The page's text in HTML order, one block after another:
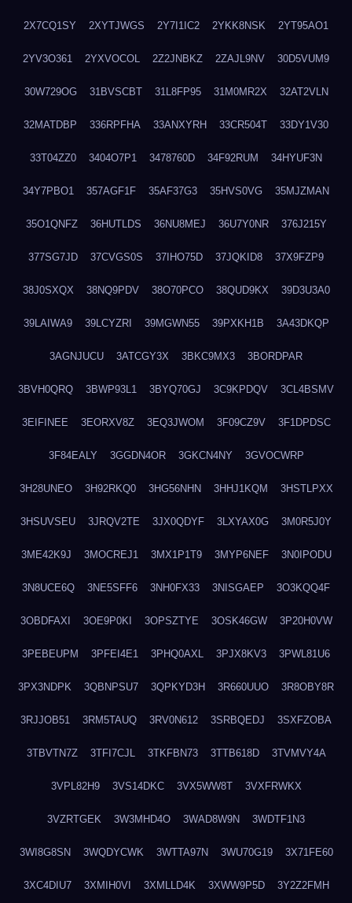
2X7CQ1SY 2XYTJWGS 2Y7I1IC2 2YKK8NSK 2YT95AO1
2YV3O361 2YXVOCOL 2Z2JNBKZ 2ZAJL9NV 30D5VUM9
30W729OG 31BVSCBT 31L8FP95 31M0MR2X 32AT2VLN
32MATDBP 336RPFHA 33ANXYRH 33CR504T 33DY1V30
33T04ZZ0 3404O7P1 3478760D 34F92RUM 34HYUF3N
34Y7PBO1 357AGF1F 35AF37G3 35HVS0VG 35MJZMAN
35O1QNFZ 36HUTLDS 36NU8MEJ 36U7Y0NR 376J215Y
377SG7JD 37CVGS0S 37IHO75D 37JQKID8 37X9FZP9
38J0SXQX 38NQ9PDV 38O70PCO 38QUD9KX 39D3U3A0
39LAIWA9 39LCYZRI 39MGWN55 39PXKH1B 3A43DKQP
3AGNJUCU 3ATCGY3X 3BKC9MX3 3BORDPAR
3BVH0QRQ 3BWP93L1 3BYQ70GJ 3C9KPDQV 3CL4BSMV
3EIFINEE 3EORXV8Z 3EQ3JWOM 3F09CZ9V 3F1DPDSC
3F84EALY 3GGDN4OR 3GKCN4NY 3GVOCWRP
3H28UNEO 3H92RKQ0 3HG56NHN 3HHJ1KQM 3HSTLPXX
3HSUVSEU 3JRQV2TE 3JX0QDYF 3LXYAX0G 3M0R5J0Y
3ME42K9J 3MOCREJ1 3MX1P1T9 3MYP6NEF 3N0IPODU
3N8UCE6Q 3NE5SFF6 3NH0FX33 3NISGAEP 3O3KQQ4F
3OBDFAXI 3OE9P0KI 3OPSZTYE 3OSK46GW 3P20H0VW
3PEBEUPM 3PFEI4E1 3PHQ0AXL 3PJX8KV3 3PWL81U6
3PX3NDPK 3QBNPSU7 3QPKYD3H 3R660UUO 3R8OBY8R
3RJJOB51 3RM5TAUQ 3RV0N612 3SRBQEDJ 3SXFZOBA
3TBVTN7Z 3TFI7CJL 3TKFBN73 3TTB618D 3TVMVY4A
3VPL82H9 3VS14DKC 3VX5WW8T 3VXFRWKX
3VZRTGEK 3W3MHD4O 3WAD8W9N 3WDTF1N3
3WI8G8SN 3WQDYCWK 3WTTA97N 3WU70G19 3X71FE60
3XC4DIU7 3XMIH0VI 3XMLLD4K 3XWW9P5D 3Y2Z2FMH